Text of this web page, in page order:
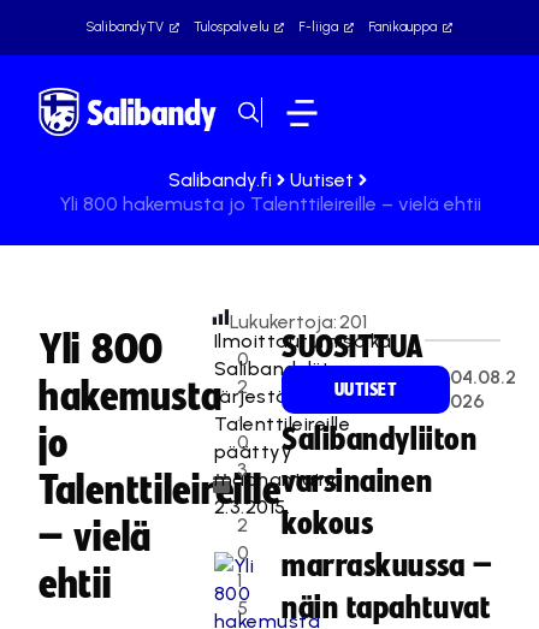
SalibandyTV Tulospalvelu F-liiga Fanikauppa
Salibandy.fi
Uutiset
Yli 800 hakemusta jo Talenttileireille – vielä ehtii
Yli 800
hakemusta
jo
Talenttileireille
– vielä
ehtii
0
2
.
0
3
.
2
0
1
5
Lukukertoja:201
Ilmoittautumisaika
Salibandyliiton
järjestämille
Talenttileireille
päättyy
maanantaina
2.3.2015.
SUOSITTUA
UUTISET
04.08.2
026
Salibandyliiton
varsinainen
kokous
marraskuussa –
näin tapahtuvat